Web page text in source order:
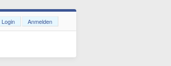
Login Anmelden